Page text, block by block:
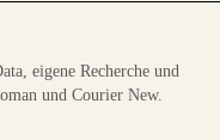
eigene Recherche und
und Courier New.